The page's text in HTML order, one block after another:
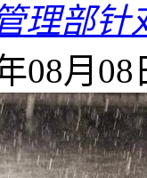
理部针
08月08